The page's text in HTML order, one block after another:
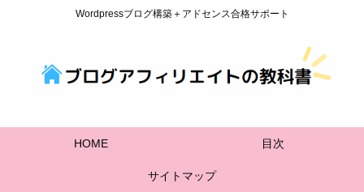
Wordpressブログ構築＋アドセンス合格サポート
HOME 目次
サイトマップ